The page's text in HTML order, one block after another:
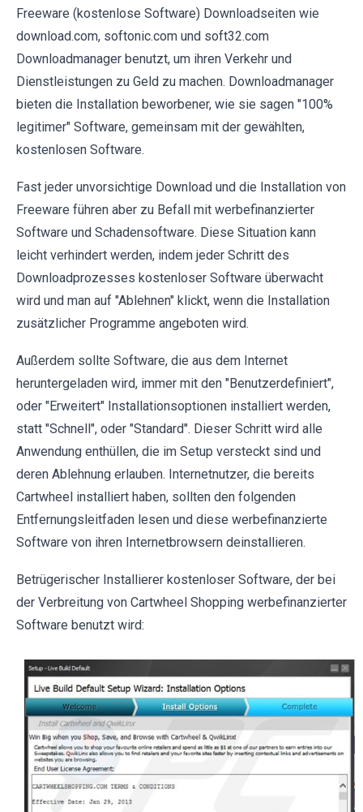
Freeware (kostenlose Software) Downloadseiten wie
download.com, softonic.com und soft32.com
Downloadmanager benutzt, um ihren Verkehr und
Dienstleistungen zu Geld zu machen. Downloadmanager
bieten die Installation beworbener, wie sie sagen "100%
legitimer" Software, gemeinsam mit der gewählten,
kostenlosen Software.
Fast jeder unvorsichtige Download und die Installation von
Freeware führen aber zu Befall mit werbefinanzierter
Software und Schadensoftware. Diese Situation kann
leicht verhindert werden, indem jeder Schritt des
Downloadprozesses kostenloser Software überwacht
wird und man auf "Ablehnen" klickt, wenn die Installation
zusätzlicher Programme angeboten wird.
Außerdem sollte Software, die aus dem Internet
heruntergeladen wird, immer mit den "Benutzerdefiniert",
oder "Erweitert" Installationsoptionen installiert werden,
statt "Schnell", oder "Standard". Dieser Schritt wird alle
Anwendung enthüllen, die im Setup versteckt sind und
deren Ablehnung erlauben. Internetnutzer, die bereits
Cartwheel installiert haben, sollten den folgenden
Entfernungsleitfaden lesen und diese werbefinanzierte
Software von ihren Internetbrowsern deinstallieren.
Betrügerischer Installierer kostenloser Software, der bei
der Verbreitung von Cartwheel Shopping werbefinanzierter
Software benutzt wird: